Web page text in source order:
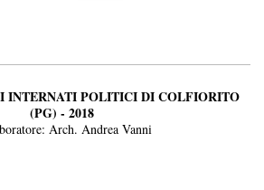
INTERNATI POLITICI DI COLFIORITO
(PG) - 2018
Arch. Andrea Vanni